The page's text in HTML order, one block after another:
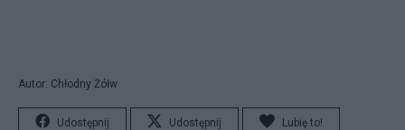
Autor: Chłodny Żółw
Udostępnij Udostępnij Lubię to!